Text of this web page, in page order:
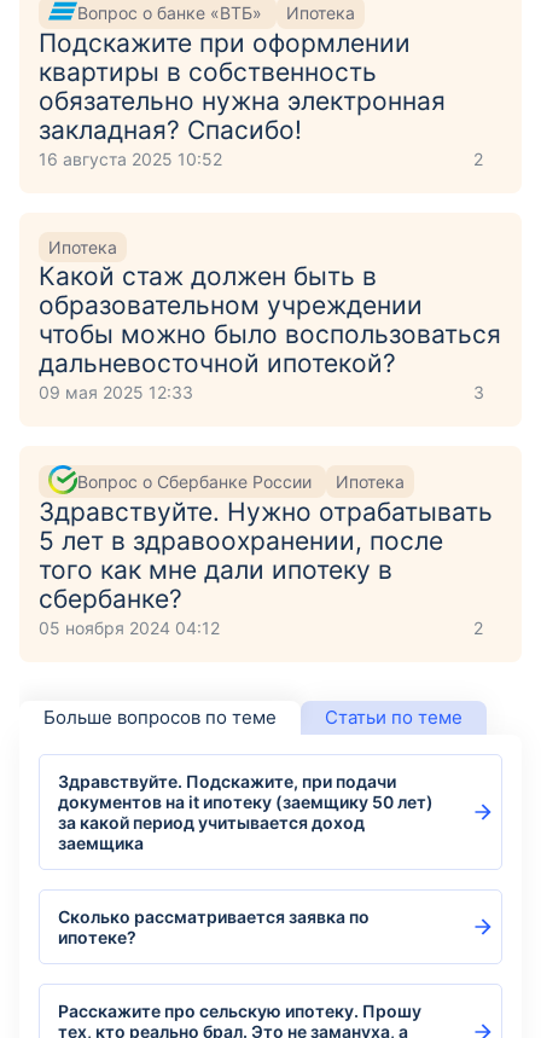
Вопрос о банке «ВТБ» Ипотека
Подскажите при оформлении
квартиры в собственность
обязательно нужна электронная
закладная? Спасибо!
16 августа 2025 10:52 2
Ипотека
Какой стаж должен быть в
образовательном учреждении
чтобы можно было воспользоваться
дальневосточной ипотекой?
09 мая 2025 12:33 3
Вопрос о Сбербанке России Ипотека
Здравствуйте. Нужно отрабатывать
5 лет в здравоохранении, после
того как мне дали ипотеку в
сбербанке?
05 ноября 2024 04:12 2
Больше вопросов по теме Статьи по теме
Здравствуйте. Подскажите, при подачи
документов на it ипотеку (заемщику 50 лет)
за какой период учитывается доход
заемщика
Сколько рассматривается заявка по
ипотеке?
Расскажите про сельскую ипотеку. Прошу
тех, кто реально брал. Это не замануха, а